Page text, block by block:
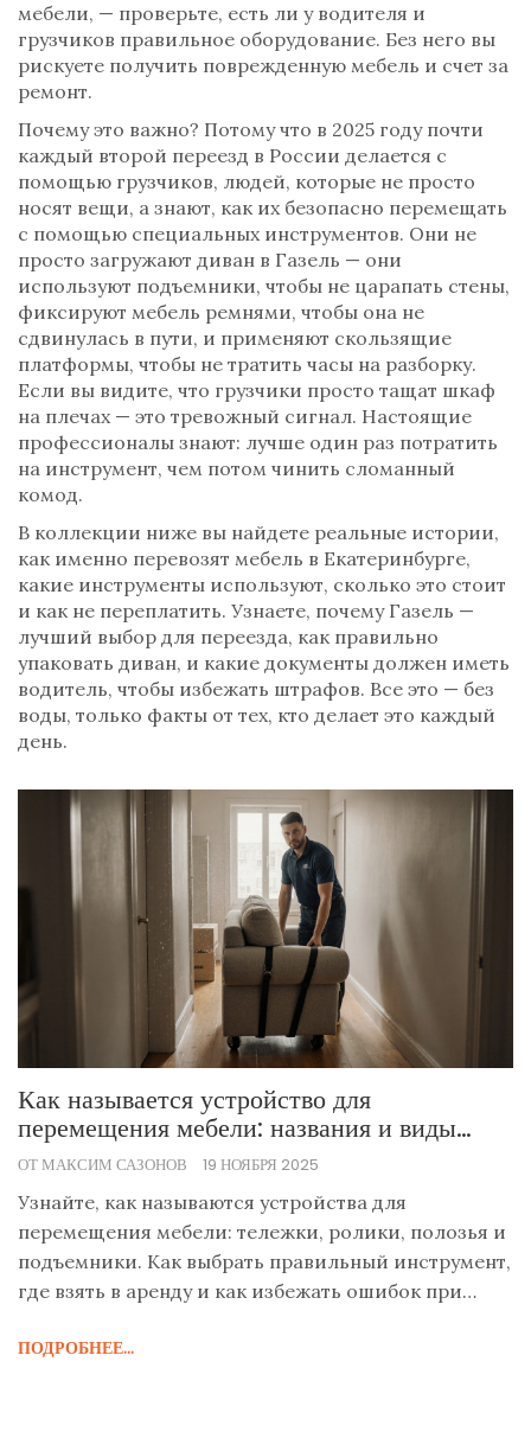
мебели, — проверьте, есть ли у водителя и
грузчиков правильное оборудование. Без него вы
рискуете получить поврежденную мебель и счет за
ремонт.
Почему это важно? Потому что в 2025 году почти
каждый второй переезд в России делается с
помощью грузчиков, людей, которые не просто
носят вещи, а знают, как их безопасно перемещать
с помощью специальных инструментов. Они не
просто загружают диван в Газель — они
используют подъемники, чтобы не царапать стены,
фиксируют мебель ремнями, чтобы она не
сдвинулась в пути, и применяют скользящие
платформы, чтобы не тратить часы на разборку.
Если вы видите, что грузчики просто тащат шкаф
на плечах — это тревожный сигнал. Настоящие
профессионалы знают: лучше один раз потратить
на инструмент, чем потом чинить сломанный
комод.
В коллекции ниже вы найдете реальные истории,
как именно перевозят мебель в Екатеринбурге,
какие инструменты используют, сколько это стоит
и как не переплатить. Узнаете, почему Газель —
лучший выбор для переезда, как правильно
упаковать диван, и какие документы должен иметь
водитель, чтобы избежать штрафов. Все это — без
воды, только факты от тех, кто делает это каждый
день.
Как называется устройство для
перемещения мебели: названия и виды
инструментов для перевозки
ОТ МАКСИМ САЗОНОВ 19 НОЯБРЯ 2025
Узнайте, как называются устройства для
перемещения мебели: тележки, ролики, полозья и
подъемники. Как выбрать правильный инструмент,
где взять в аренду и как избежать ошибок при
ПОДРОБНЕЕ...